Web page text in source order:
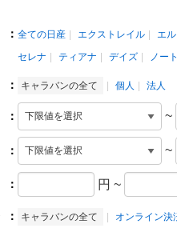
： 全ての日産 エクストレイル エ
セレナ
ティアナ デイズ ノート
： キャラバンの全て 個人 法人
： ~
： ~
： 円 ~
： キャラバンの全て オンライン決